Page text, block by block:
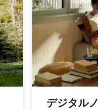
デジタルノ